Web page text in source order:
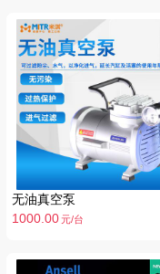
无油真空泵
1000.00 元/台